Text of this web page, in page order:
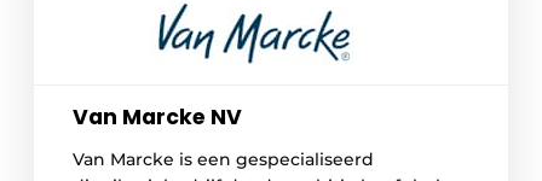
Van Marcke NV
Van Marcke is een gespecialiseerd